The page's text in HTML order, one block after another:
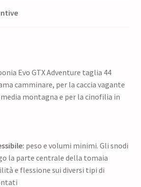
Evo GTX Adventure taglia 44
camminare, per la caccia vagante
montagna e per la cinofilia in
peso e volumi minimi. Gli snodi
la parte centrale della tomaia
e flessione sui diversi tipi di